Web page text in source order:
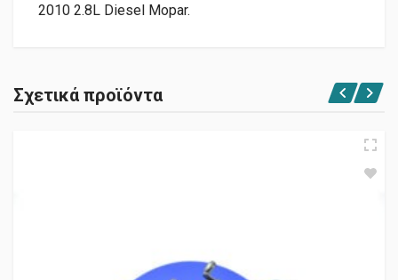
2010 2.8L Diesel Mopar.
Σχετικά προϊόντα